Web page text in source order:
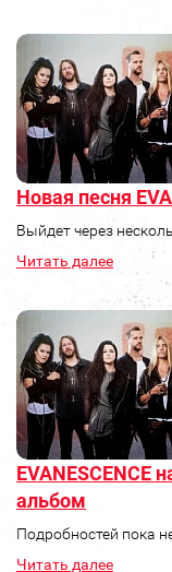
Новая песня
Выйдет через
Читать далее
EVANESCENCE
альбом
Подробностей пока
Читать далее